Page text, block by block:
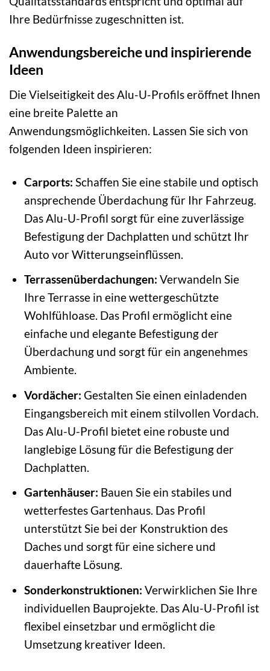
Ihre Bedürfnisse zugeschnitten ist.
Anwendungsbereiche und inspirierende
Ideen
Die Vielseitigkeit des Alu-U-Profils eröffnet Ihnen
eine breite Palette an
Anwendungsmöglichkeiten. Lassen Sie sich von
folgenden Ideen inspirieren:
Carports: Schaffen Sie eine stabile und optisch
ansprechende Überdachung für Ihr Fahrzeug.
Das Alu-U-Profil sorgt für eine zuverlässige
Befestigung der Dachplatten und schützt Ihr
Auto vor Witterungseinflüssen.
Terrassenüberdachungen: Verwandeln Sie
Ihre Terrasse in eine wettergeschützte
Wohlfühloase. Das Profil ermöglicht eine
einfache und elegante Befestigung der
Überdachung und sorgt für ein angenehmes
Ambiente.
Vordächer: Gestalten Sie einen einladenden
Eingangsbereich mit einem stilvollen Vordach.
Das Alu-U-Profil bietet eine robuste und
langlebige Lösung für die Befestigung der
Dachplatten.
Gartenhäuser: Bauen Sie ein stabiles und
wetterfestes Gartenhaus. Das Profil
unterstützt Sie bei der Konstruktion des
Daches und sorgt für eine sichere und
dauerhafte Lösung.
Sonderkonstruktionen: Verwirklichen Sie Ihre
individuellen Bauprojekte. Das Alu-U-Profil ist
flexibel einsetzbar und ermöglicht die
Umsetzung kreativer Ideen.